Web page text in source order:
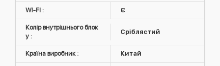
WI-FI : Є
Колір внутрішнього блок
у :
Сріблястий
Країна виробник : Китай